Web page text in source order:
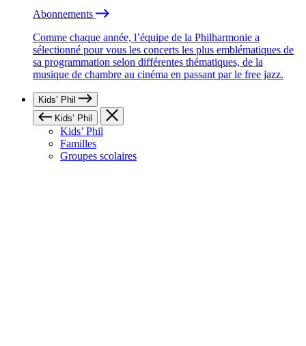
Abonnements
Comme chaque année, l’équipe de la Philharmonie a
sélectionné pour vous les concerts les plus emblématiques de
sa programmation selon différentes thématiques, de la
musique de chambre au cinéma en passant par le free jazz.
Kids’ Phil
Kids’ Phil
Kids’ Phil
Familles
Groupes scolaires